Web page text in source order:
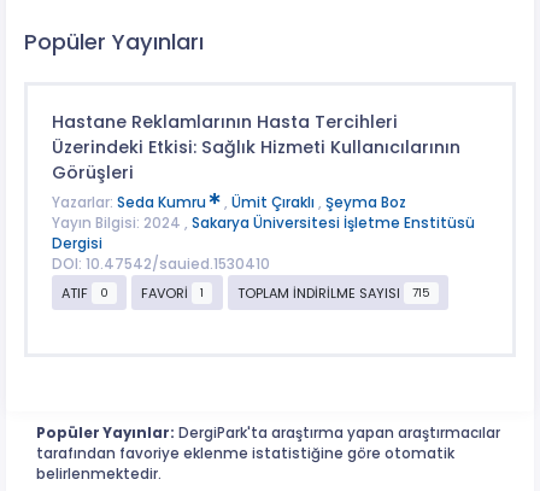
Popüler Yayınları
Hastane Reklamlarının Hasta Tercihleri
Üzerindeki Etkisi: Sağlık Hizmeti Kullanıcılarının
Görüşleri
Yazarlar: Seda Kumru , Ümit Çıraklı , Şeyma Boz
Yayın Bilgisi: 2024 , Sakarya Üniversitesi İşletme Enstitüsü
Dergisi
DOI: 10.47542/sauied.1530410
ATIF
0 FAVORİ 1 TOPLAM İNDİRİLME SAYISI 715
Popüler Yayınlar: DergiPark'ta araştırma yapan araştırmacılar
tarafından favoriye eklenme istatistiğine göre otomatik
belirlenmektedir.